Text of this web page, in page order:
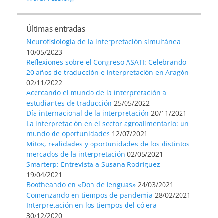
Últimas entradas
Neurofisiología de la interpretación simultánea
10/05/2023
Reflexiones sobre el Congreso ASATI: Celebrando
20 años de traducción e interpretación en Aragón
02/11/2022
Acercando el mundo de la interpretación a
estudiantes de traducción 25/05/2022
Día internacional de la interpretación 20/11/2021
La interpretación en el sector agroalimentario: un
mundo de oportunidades 12/07/2021
Mitos, realidades y oportunidades de los distintos
mercados de la interpretación 02/05/2021
Smarterp: Entrevista a Susana Rodríguez
19/04/2021
Bootheando en «Don de lenguas» 24/03/2021
Comenzando en tiempos de pandemia 28/02/2021
Interpretación en los tiempos del cólera
30/12/2020